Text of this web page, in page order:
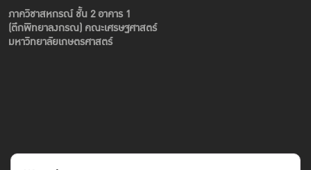
ภาควิชาสหกรณ์ ชั้น 2 อาคาร 1
(ตึกพิทยาลงกรณ) คณะเศรษฐศาสตร์
มหาวิทยาลัยเกษตรศาสตร์